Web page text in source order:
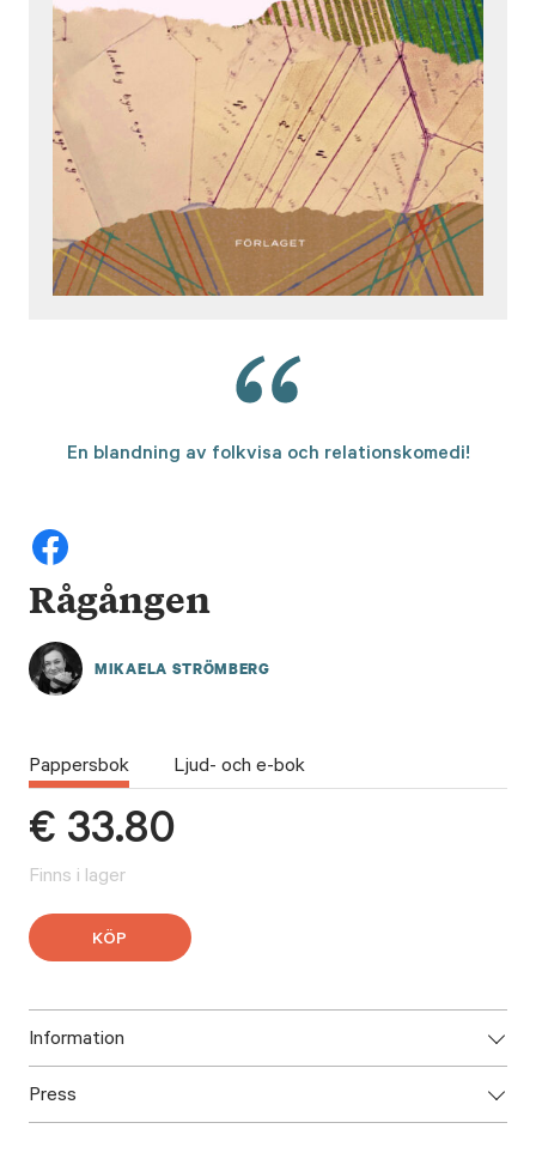
En blandning av folkvisa och relationskomedi!
Rågången
MIKAELA STRÖMBERG
Pappersbok Ljud- och e-bok
€ 33.80
Finns i lager
KÖP
Information
ISBN: 9789523335516
Press